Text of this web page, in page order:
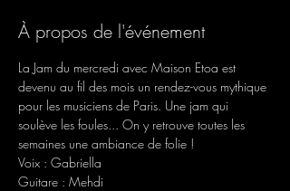
À propos de l'événement
La Jam du mercredi avec Maison Etoa est
devenu au fil des mois un rendez-vous mythique
pour les musiciens de Paris. Une jam qui
soulève les foules... On y retrouve toutes les
semaines une ambiance de folie !
Voix : Gabriella
Guitare : Mehdi